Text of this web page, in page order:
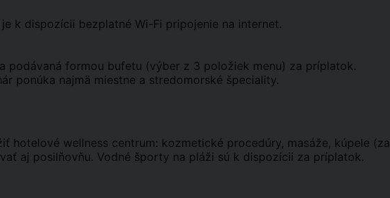
k dispozícii bezplatné Wi-Fi pripojenie na internet.
podávaná formou bufetu (výber z 3 položiek menu) za príplatok.
ponúka najmä miestne a stredomorské špeciality.
hotelové wellness centrum: kozmetické procedúry, masáže, kúpele (za
aj posilňovňu. Vodné športy na pláži sú k dispozícii za príplatok.